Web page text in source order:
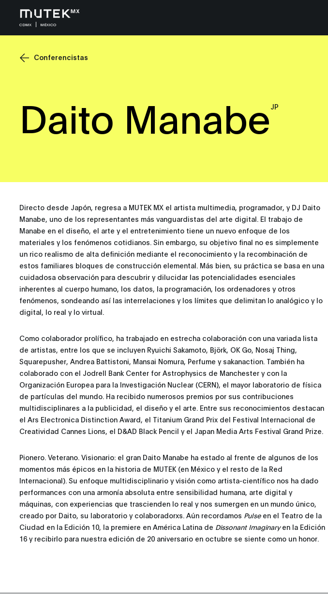
CDMX MÉXICO
Conferencistas
Daito Manabe JP
Directo desde Japón, regresa a MUTEK MX el artista multimedia, programador, y DJ Daito
Manabe, uno de los representantes más vanguardistas del arte digital. El trabajo de
Manabe en el diseño, el arte y el entretenimiento tiene un nuevo enfoque de los
materiales y los fenómenos cotidianos. Sin embargo, su objetivo final no es simplemente
un rico realismo de alta definición mediante el reconocimiento y la recombinación de
estos familiares bloques de construcción elemental. Más bien, su práctica se basa en una
cuidadosa observación para descubrir y dilucidar las potencialidades esenciales
inherentes al cuerpo humano, los datos, la programación, los ordenadores y otros
fenómenos, sondeando así las interrelaciones y los límites que delimitan lo analógico y lo
digital, lo real y lo virtual.
Como colaborador prolífico, ha trabajado en estrecha colaboración con una variada lista
de artistas, entre los que se incluyen Ryuichi Sakamoto, Björk, OK Go, Nosaj Thing,
Squarepusher, Andrea Battistoni, Mansai Nomura, Perfume y sakanaction. También ha
colaborado con el Jodrell Bank Center for Astrophysics de Manchester y con la
Organización Europea para la Investigación Nuclear (CERN), el mayor laboratorio de física
de partículas del mundo. Ha recibido numerosos premios por sus contribuciones
multidisciplinares a la publicidad, el diseño y el arte. Entre sus reconocimientos destacan
el Ars Electronica Distinction Award, el Titanium Grand Prix del Festival Internacional de
Creatividad Cannes Lions, el D&AD Black Pencil y el Japan Media Arts Festival Grand Prize.
Pionero. Veterano. Visionario: el gran Daito Manabe ha estado al frente de algunos de los
momentos más épicos en la historia de MUTEK (en México y el resto de la Red
Internacional). Su enfoque multidisciplinario y visión como artista-científico nos ha dado
performances con una armonía absoluta entre sensibilidad humana, arte digital y
máquinas, con experiencias que trascienden lo real y nos sumergen en un mundo único,
creado por Daito, su laboratorio y colaboradorxs. Aún recordamos Pulseen el Teatro de la
Ciudad en la Edición 10, la premiere en América Latina de Dissonant Imaginaryen la Edición
16 y recibirlo para nuestra edición de 20 aniversario en octubre se siente como un honor.